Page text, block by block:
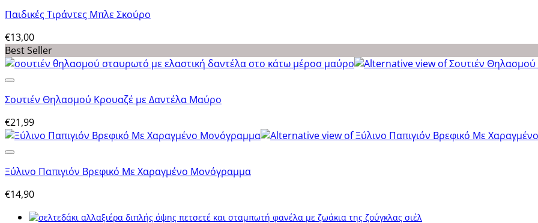
Παιδικές Τιράντες Μπλε Σκούρο
€13,00
Best Seller
Σουτιέν Θηλασμού Κρουαζέ με Δαντέλα Μαύρο
€21,99
Ξύλινο Παπιγιόν Βρεφικό Με Χαραγμένο Μονόγραμμα
€14,90